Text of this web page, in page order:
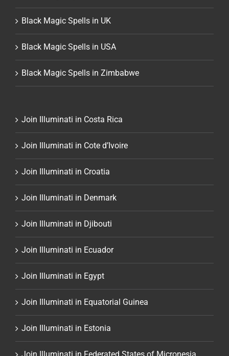
Black Magic Spells in UK
Black Magic Spells in USA
Black Magic Spells in Zimbabwe
Join Illuminati in Costa Rica
Join Illuminati in Cote d’Ivoire
Join Illuminati in Croatia
Join Illuminati in Denmark
Join Illuminati in Djibouti
Join Illuminati in Ecuador
Join Illuminati in Egypt
Join Illuminati in Equatorial Guinea
Join Illuminati in Estonia
Join Illuminati in Federated States of Micronesia